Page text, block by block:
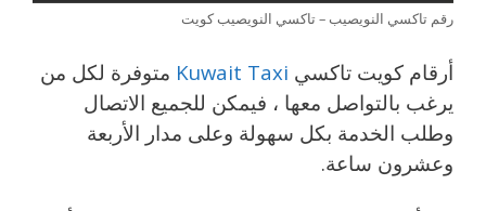
رقم تاكسي النويصيب – تاكسي النويصيب كويت
أرقام كويت تاكسي Kuwait Taxi متوفرة لكل من
يرغب بالتواصل معها ، فيمكن للجميع الاتصال
وطلب الخدمة بكل سهولة وعلى مدار الأربعة
وعشرون ساعة.